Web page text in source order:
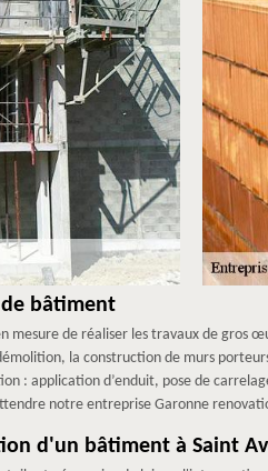
bâtiment
de réaliser les travaux de gros
la construction de murs
: application d’enduit, pose de
notre entreprise Garonne
d'un bâtiment à Saint